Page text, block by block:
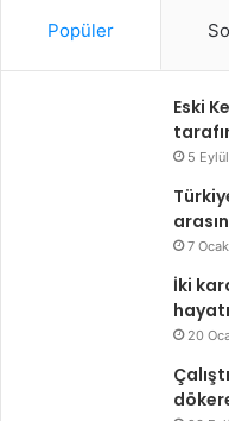
Popüler
Eski
5
7
İki
20